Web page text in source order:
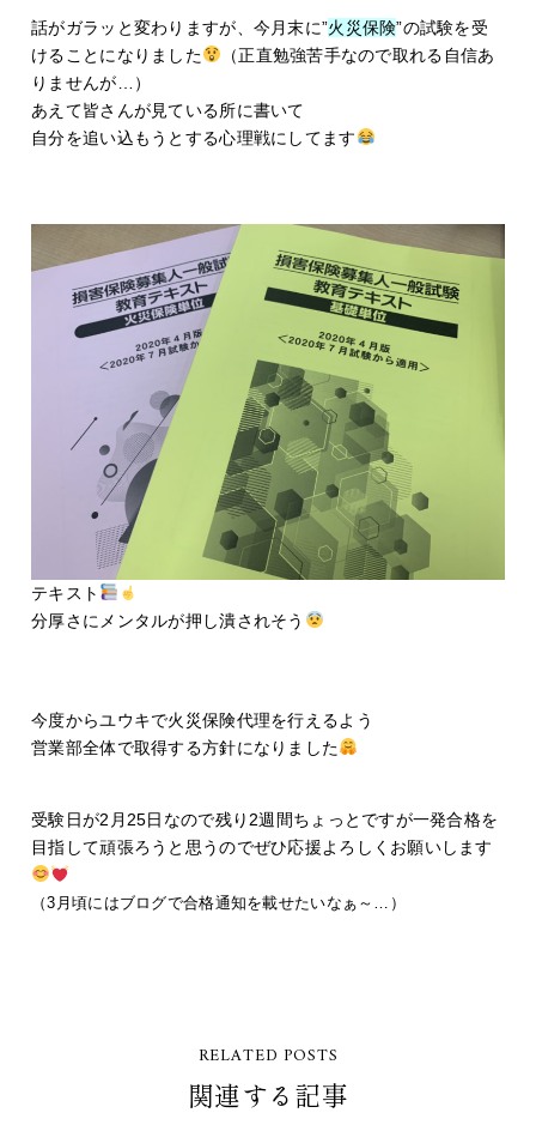
話がガラッと変わりますが、今月末に”火災保険”の試験を受
けることになりました
（正直勉強苦手なので取れる自信あ
りませんが…）
あえて皆さんが見ている所に書いて
自分を追い込もうとする心理戦にしてます
テキスト
分厚さにメンタルが押し潰されそう
今度からユウキで火災保険代理を行えるよう
営業部全体で取得する方針になりました
受験日が2月25日なので残り2週間ちょっとですが一発合格を
目指して頑張ろうと思うのでぜひ応援よろしくお願いします
（3月頃にはブログで合格通知を載せたいなぁ～…）
RELATED POSTS
関連する記事